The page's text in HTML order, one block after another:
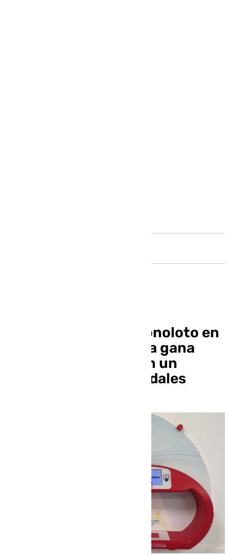
Un acertante de la Bonoloto en
la provincia de Málaga gana
más de 2 millones con un
boleto validado en Ardales